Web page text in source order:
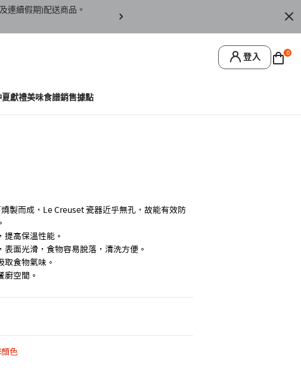
連續假期)配送商品。 訂單僅限台灣本島地區配送，恕無法寄送離島
登入 0
獻禮美味食譜銷售據點
製而成，Le Creuset 瓷器近乎無孔，故能有效防
高保溫性能。
面光滑，食物容易脫落，清洗方便。
食物氣味。
空間。
色